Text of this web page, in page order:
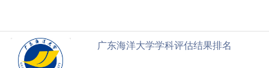
广东海洋大学学科评估结果排名